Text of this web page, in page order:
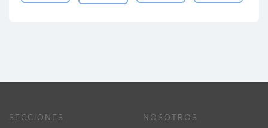
SECCIONES NOSOTROS